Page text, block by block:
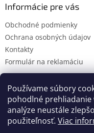
Používame súbory
pohodlné prehliadanie
analýze neustále
použiteľnosť. Viac
Informácie pre vás
Obchodné podmienky
Ochrana osobných údajov
Kontakty
Formulár na reklamáciu